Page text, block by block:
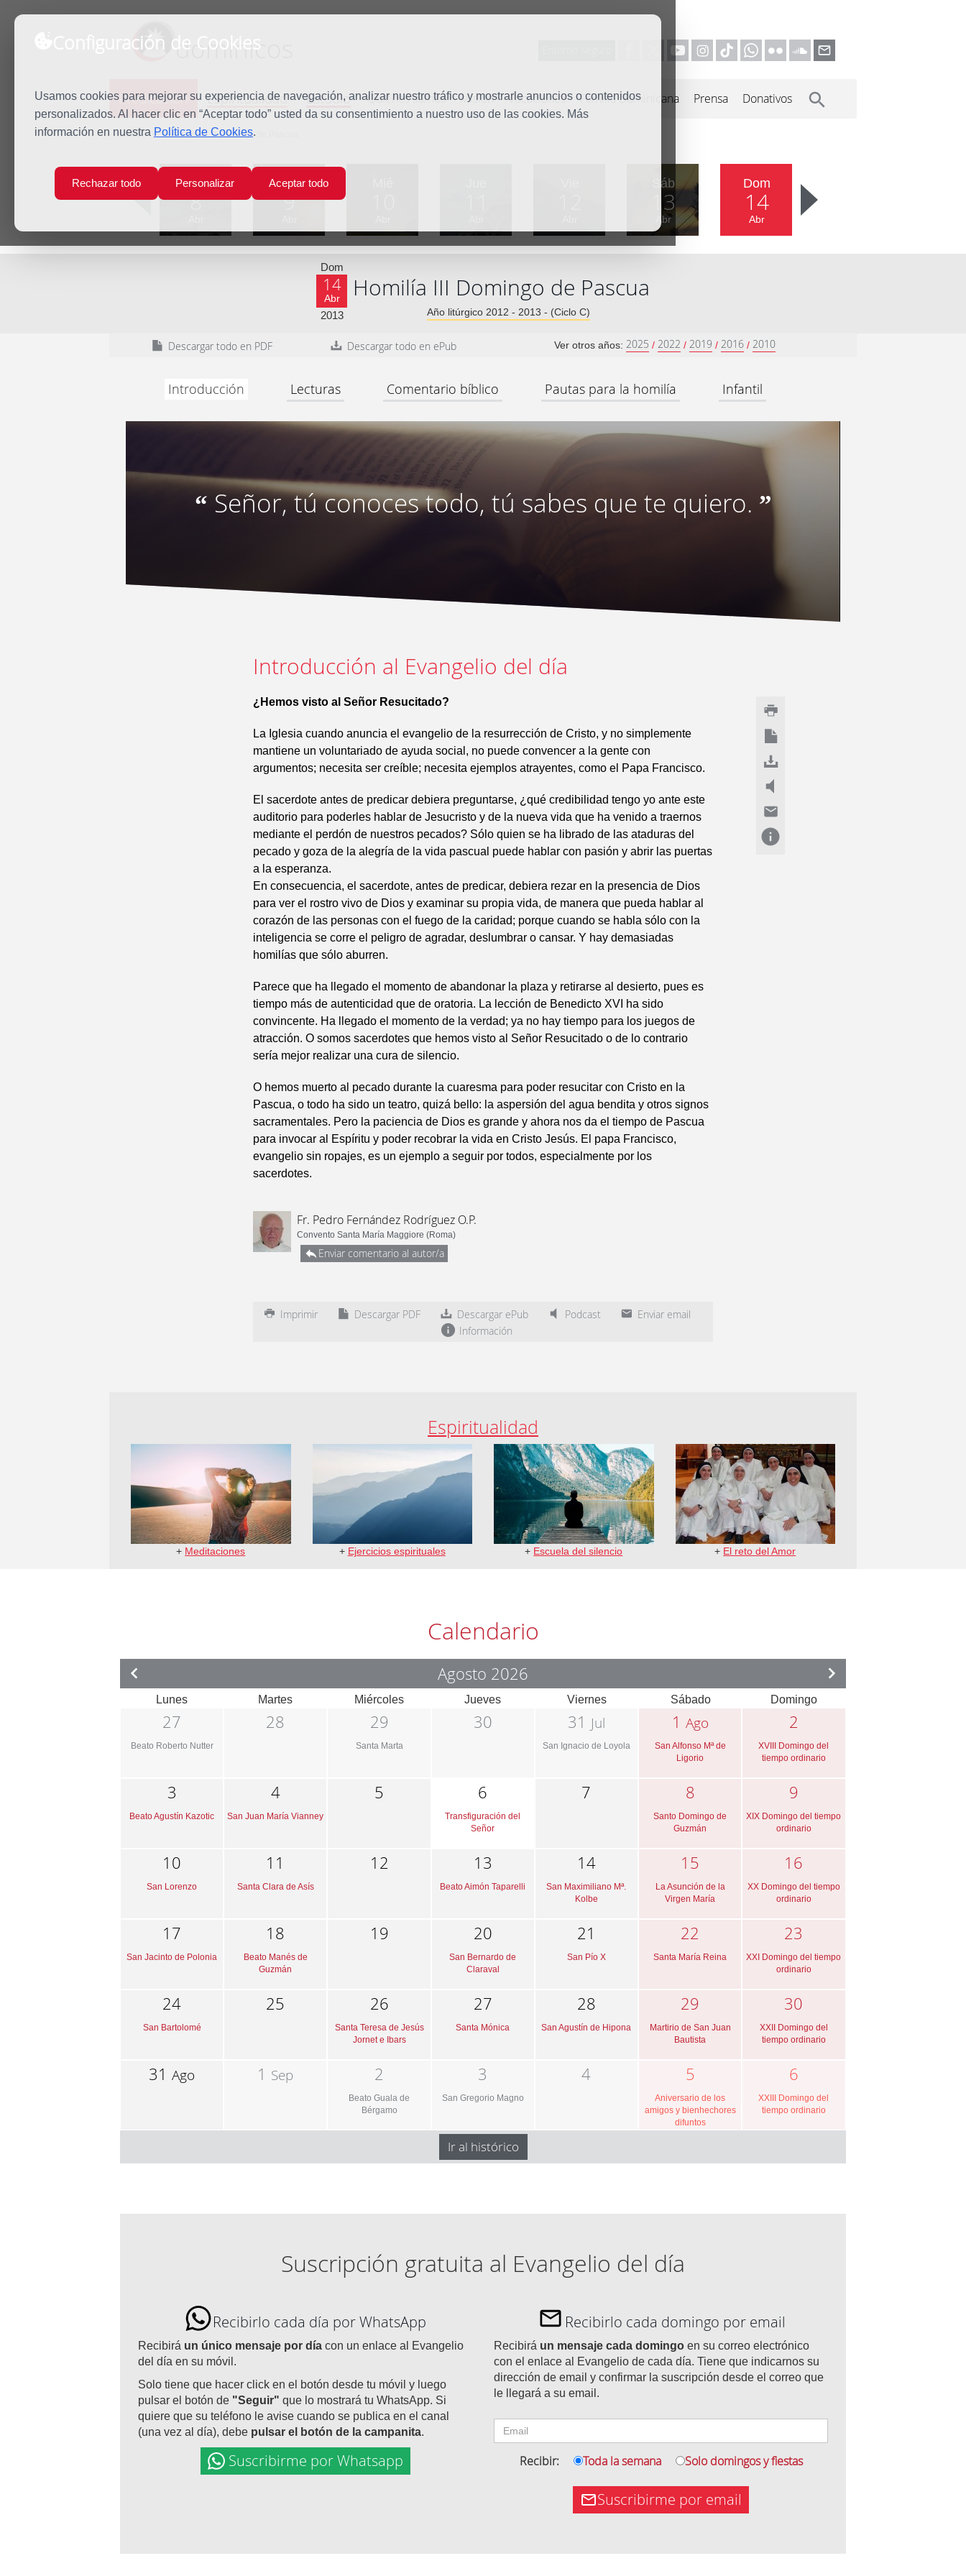
Configuración de Cookies
Usamos cookies para mejorar su experiencia de navegación, analizar nuestro tráfico y mostrarle anuncios o contenidos
personalizados. Al hacer clic en “Aceptar todo” usted da su consentimiento a nuestro uso de las cookies. Más
información en nuestra Política de Cookies.
Rechazar todo Personalizar Aceptar todo
dominicos
Predicación Espiritualidad Estudio Quiénes somos Misión Vocaciones Familia Dominicana Prensa Donativos
Inicio Predicación III Domingo de Pascua
Lun
8
Mar
9
Sáb
13
Abr
Dom
14
Abr
Dom
14
Abr
2013
Homilía III Domingo de Pascua
Año litúrgico 2012 - 2013 - (Ciclo C)
Descargar todo en PDF Descargar todo en ePub Ver otros años: 2025 / 2022 / 2019 / 2016 / 2010
Introducción Lecturas Comentario bíblico Pautas para la homilía Infantil
“ Señor, tú conoces todo, tú sabes que te quiero. ”
Introducción al Evangelio del día
¿Hemos visto al Señor Resucitado?
La Iglesia cuando anuncia el evangelio de la resurrección de Cristo, y no simplemente
mantiene un voluntariado de ayuda social, no puede convencer a la gente con
argumentos; necesita ser creíble; necesita ejemplos atrayentes, como el Papa Francisco.
El sacerdote antes de predicar debiera preguntarse, ¿qué credibilidad tengo yo ante este
auditorio para poderles hablar de Jesucristo y de la nueva vida que ha venido a traernos
mediante el perdón de nuestros pecados? Sólo quien se ha librado de las ataduras del
pecado y goza de la alegría de la vida pascual puede hablar con pasión y abrir las puertas
a la esperanza.
En consecuencia, el sacerdote, antes de predicar, debiera rezar en la presencia de Dios
para ver el rostro vivo de Dios y examinar su propia vida, de manera que pueda hablar al
corazón de las personas con el fuego de la caridad; porque cuando se habla sólo con la
inteligencia se corre el peligro de agradar, deslumbrar o cansar. Y hay demasiadas
homilías que sólo aburren.
Parece que ha llegado el momento de abandonar la plaza y retirarse al desierto, pues es
tiempo más de autenticidad que de oratoria. La lección de Benedicto XVI ha sido
convincente. Ha llegado el momento de la verdad; ya no hay tiempo para los juegos de
atracción. O somos sacerdotes que hemos visto al Señor Resucitado o de lo contrario
sería mejor realizar una cura de silencio.
O hemos muerto al pecado durante la cuaresma para poder resucitar con Cristo en la
Pascua, o todo ha sido un teatro, quizá bello: la aspersión del agua bendita y otros signos
sacramentales. Pero la paciencia de Dios es grande y ahora nos da el tiempo de Pascua
para invocar al Espíritu y poder recobrar la vida en Cristo Jesús. El papa Francisco,
evangelio sin ropajes, es un ejemplo a seguir por todos, especialmente por los
sacerdotes.
Fr. Pedro Fernández Rodríguez O.P.
Convento Santa María Maggiore (Roma)
Enviar comentario al autor/a
Imprimir Descargar PDF Descargar ePub Podcast
Enviar email
Información
Espiritualidad
+ Meditaciones + Ejercicios espirituales + Escuela del silencio + El reto del Amor
Calendario
Agosto 2026
Lunes Martes Miércoles Jueves Viernes Sábado Domingo
27
Beato Roberto Nutter
28 29
Santa Marta
30 31 Jul
San Ignacio de Loyola
1 Ago
San Alfonso Mª de
Ligorio
2
XVIII Domingo del
tiempo ordinario
3
Beato Agustín Kazotic
4
San Juan María Vianney
5 6
Transfiguración del
Señor
7 8
Santo Domingo de
Guzmán
9
XIX Domingo del tiempo
ordinario
10
San Lorenzo
11
Santa Clara de Asís
12 13
Beato Aimón Taparelli
14
San Maximiliano Mª.
Kolbe
15
La Asunción de la
Virgen María
16
XX Domingo del tiempo
ordinario
17
San Jacinto de Polonia
18
Beato Manés de
Guzmán
19 20
San Bernardo de
Claraval
21
San Pío X
22
Santa María Reina
23
XXI Domingo del tiempo
ordinario
24
San Bartolomé
25 26
Santa Teresa de Jesús
Jornet e Ibars
27
Santa Mónica
28
San Agustín de Hipona
29
Martirio de San Juan
Bautista
30
XXII Domingo del
tiempo ordinario
31Ago 1 Sep 2
Beato Guala de
Bérgamo
3
San Gregorio Magno
4 5
Aniversario de los
amigos y bienhechores
difuntos
6
XXIII Domingo del
tiempo ordinario
Ir al histórico
Suscripción gratuita al Evangelio del día
Recibirlo cada día por WhatsApp
Recibirá un único mensaje por día con un enlace al Evangelio
del día en su móvil.
Solo tiene que hacer click en el botón desde tu móvil y luego
pulsar el botón de "Seguir" que lo mostrará tu WhatsApp. Si
quiere que su teléfono le avise cuando se publica en el canal
(una vez al día), debe pulsar el botón de la campanita.
Suscribirme por Whatsapp
Recibirlo cada domingo por email
Recibirá un mensaje cada domingo en su correo electrónico
con el enlace al Evangelio de cada día. Tiene que indicarnos su
dirección de email y confirmar la suscripción desde el correo que
le llegará a su email.
Recibir: Toda la semana Solo domingos y fiestas
Suscribirme por email